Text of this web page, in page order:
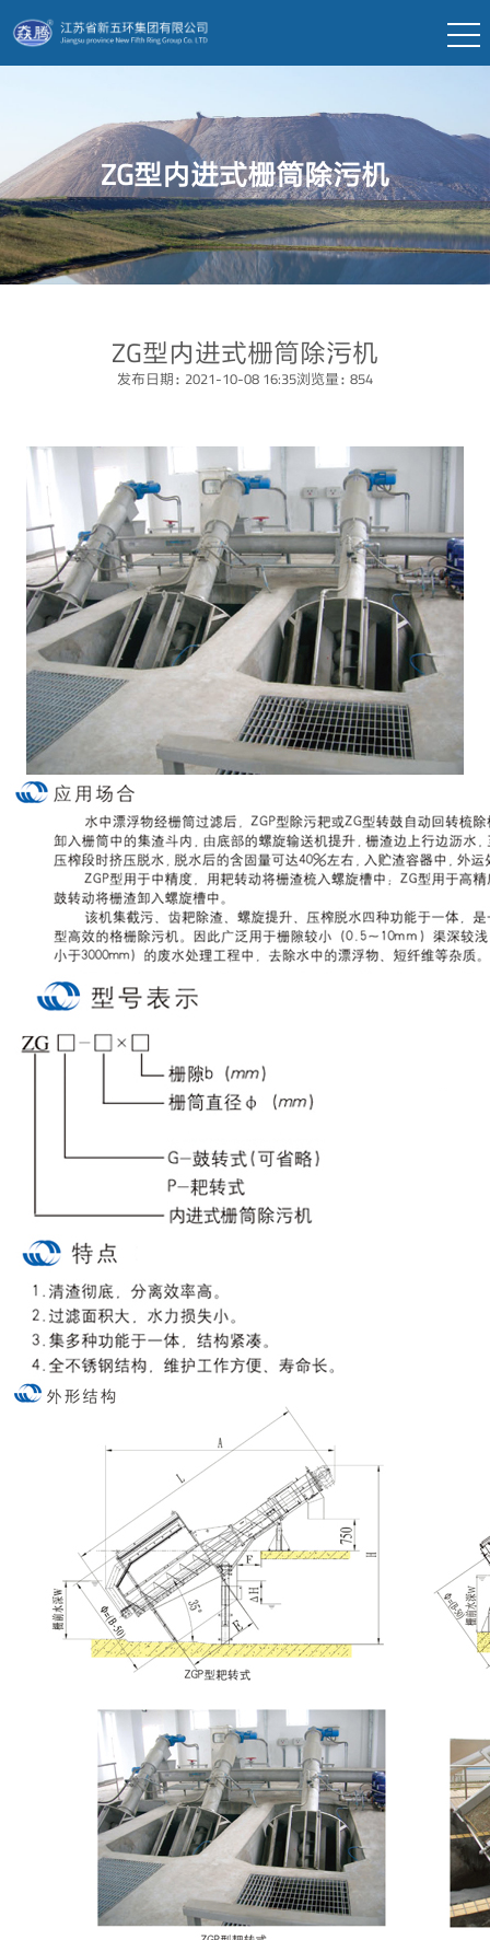
ZG型内进式栅筒除污机
ZG型内进式栅筒除污机
发布日期：2021-10-08 16:35浏览量：854